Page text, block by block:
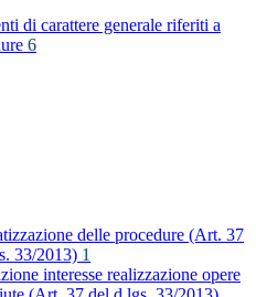
di carattere generale riferiti a
6
delle procedure (Art. 37
33/2013) 1
interesse realizzazione opere